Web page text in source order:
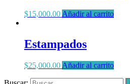
$15,000.00Añadir al carrito
Estampados
$25,000.00 Añadir al carrito